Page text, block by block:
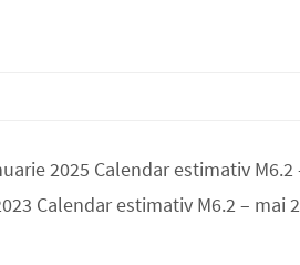
2025 Calendar estimativ
Calendar estimativ M6.2 – mai